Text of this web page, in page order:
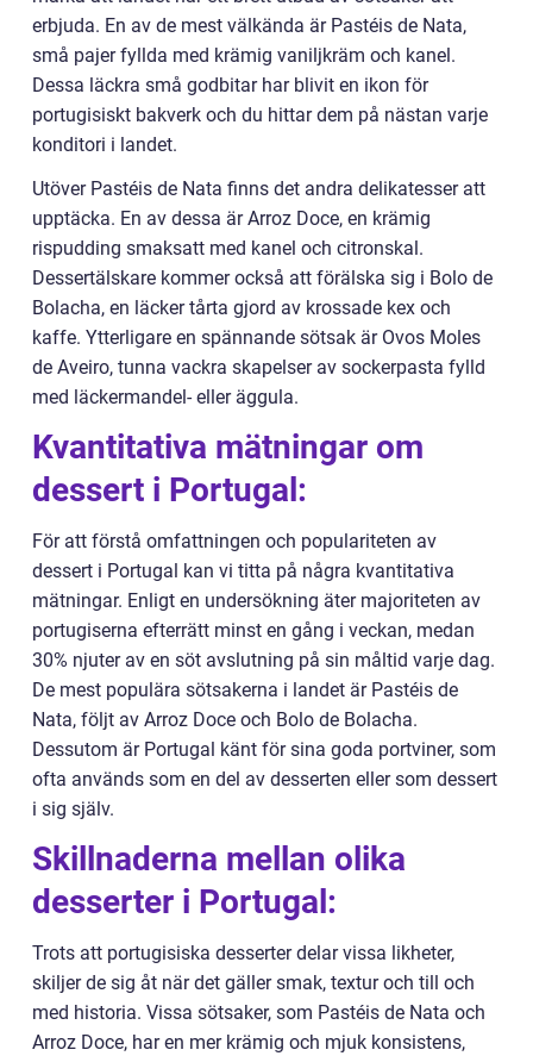
erbjuda. En av de mest välkända är Pastéis de Nata,
små pajer fyllda med krämig vaniljkräm och kanel.
Dessa läckra små godbitar har blivit en ikon för
portugisiskt bakverk och du hittar dem på nästan varje
konditori i landet.
Utöver Pastéis de Nata finns det andra delikatesser att
upptäcka. En av dessa är Arroz Doce, en krämig
rispudding smaksatt med kanel och citronskal.
Dessertälskare kommer också att förälska sig i Bolo de
Bolacha, en läcker tårta gjord av krossade kex och
kaffe. Ytterligare en spännande sötsak är Ovos Moles
de Aveiro, tunna vackra skapelser av sockerpasta fylld
med läckermandel- eller äggula.
Kvantitativa mätningar om
dessert i Portugal:
För att förstå omfattningen och populariteten av
dessert i Portugal kan vi titta på några kvantitativa
mätningar. Enligt en undersökning äter majoriteten av
portugiserna efterrätt minst en gång i veckan, medan
30% njuter av en söt avslutning på sin måltid varje dag.
De mest populära sötsakerna i landet är Pastéis de
Nata, följt av Arroz Doce och Bolo de Bolacha.
Dessutom är Portugal känt för sina goda portviner, som
ofta används som en del av desserten eller som dessert
i sig själv.
Skillnaderna mellan olika
desserter i Portugal:
Trots att portugisiska desserter delar vissa likheter,
skiljer de sig åt när det gäller smak, textur och till och
med historia. Vissa sötsaker, som Pastéis de Nata och
Arroz Doce, har en mer krämig och mjuk konsistens,